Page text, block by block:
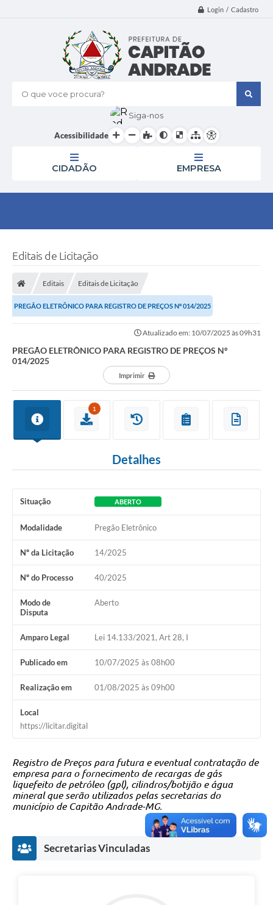
Login / Cadastro
O que voce procura?
Siga-nos
Acessibilidade
CIDADÃO EMPRESA
Editais de Licitação
Editais Editais de Licitação
PREGÃO ELETRÔNICO PARA REGISTRO DE PREÇOS Nº 014/2025
Atualizado em: 10/07/2025 às 09h31
PREGÃO ELETRÔNICO PARA REGISTRO DE PREÇOS Nº
014/2025
Imprimir
1
Detalhes
Situação ABERTO
Modalidade Pregão Eletrônico
Nº da Licitação 14/2025
Nº do Processo 40/2025
Modo de
Disputa
Aberto
Amparo Legal Lei 14.133/2021, Art 28, I
Publicado em 10/07/2025 às 08h00
Realização em 01/08/2025 às 09h00
Local
https://licitar.digital
Registro de Preços para futura e eventual contratação de
empresa para o fornecimento de recargas de gás
liquefeito de petróleo (gpl), cilindros/botijão e água
mineral que serão utilizados pelas secretarias do
município de Capitão Andrade-MG.
Secretarias Vinculadas